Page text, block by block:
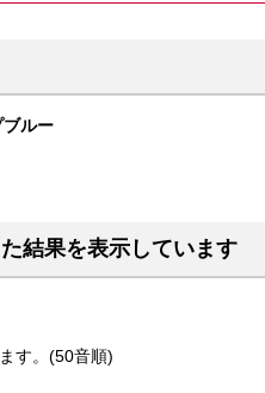
ルー
結果を表示しています
す。(50音順)